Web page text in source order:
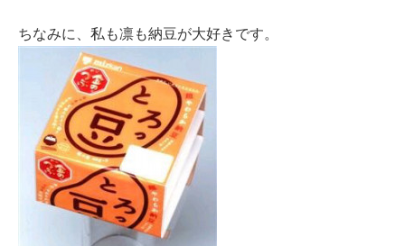
ちなみに、私も凛も納豆が大好きです。